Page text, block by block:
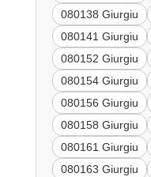
080138 Giurgiu
080141 Giurgiu
080152 Giurgiu
080154 Giurgiu
080156 Giurgiu
080158 Giurgiu
080161 Giurgiu
080163 Giurgiu